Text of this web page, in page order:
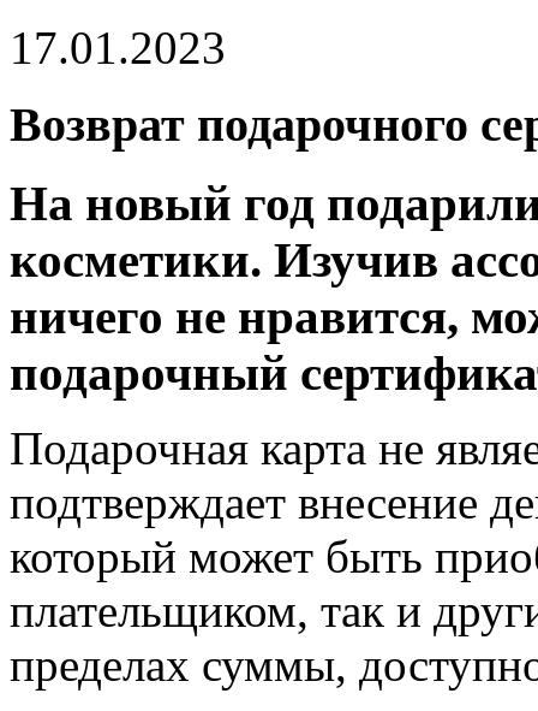
17.01.2023
Возврат подарочного
На новый год
косметики. Изучив
ничего не нравится,
подарочный
Подарочная карта не
подтверждает внесение
который может быть
плательщиком, так и
пределах суммы,